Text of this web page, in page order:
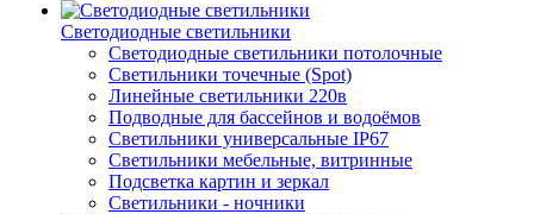
Светодиодные светильники
Светодиодные светильники потолочные
Светильники точечные (Spot)
Линейные светильники 220в
Подводные для бассейнов и водоёмов
Светильники универсальные IP67
Светильники мебельные, витринные
Подсветка картин и зеркал
Светильники - ночники